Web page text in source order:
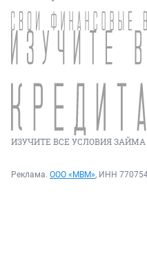
ИЗУЧИТЕ ВСЕ УСЛОВИЯ
Реклама. ООО «МВМ», ИНН